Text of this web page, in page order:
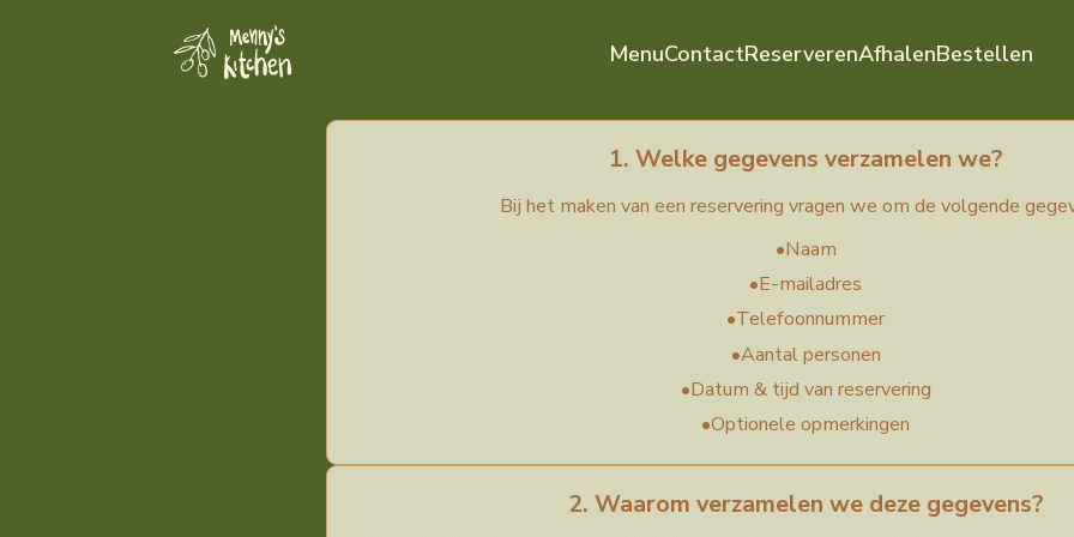
MenuContactReserverenAfhalenBestellen
Privacyverklaring
1. Welke gegevens verzamelen we?
Bij het maken van een reservering vragen we om de volgende
•Naam
•E-mailadres
•Telefoonnummer
•Aantal personen
•Datum & tijd van reservering
•Optionele opmerkingen
2. Waarom verzamelen we deze gegevens?